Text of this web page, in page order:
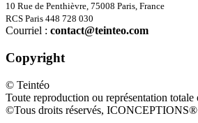
10 Rue de Penthièvre, 75008 Paris, France
RCS Paris 448 728 030
Courriel : contact@teinteo.com
Copyright
© Teintéo
Toute reproduction ou représentation totale
©Tous droits réservés,